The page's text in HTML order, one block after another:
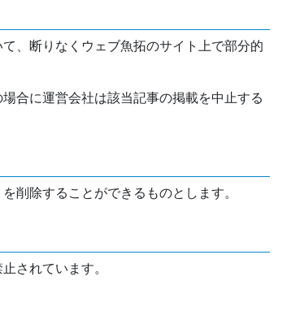
、断りなくウェブ魚拓のサイト上で部分的
合に運営会社は該当記事の掲載を中止する
削除することができるものとします。
されています。